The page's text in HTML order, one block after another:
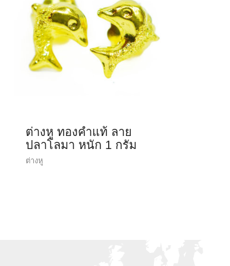
ต่างหู ทองคำแท้ ลาย
ปลาโลมา หนัก 1 กรัม
ต่างหู